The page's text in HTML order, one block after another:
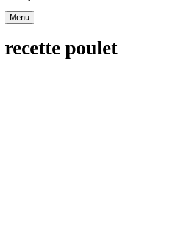
Menu
recette poulet